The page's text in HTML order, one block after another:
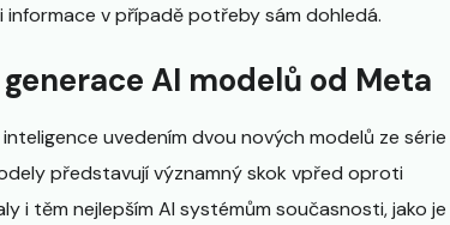
informace v případě potřeby sám dohledá.
AI modelů od Meta
uvedením dvou nových modelů ze série
představují významný skok vpřed oproti
i těm nejlepším AI systémům současnosti, jako je